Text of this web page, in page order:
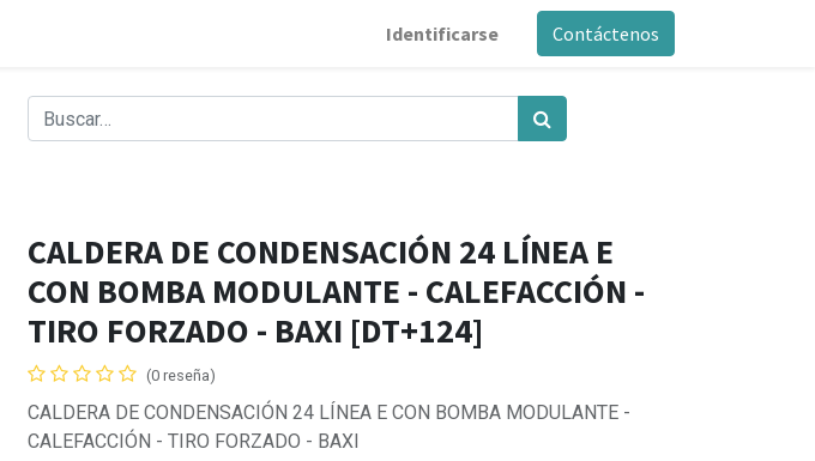
Identificarse Contáctenos
CALDERA DE CONDENSACIÓN 24 LÍNEA E
CON BOMBA MODULANTE - CALEFACCIÓN -
TIRO FORZADO - BAXI [DT+124]
(0 reseña)
CALDERA DE CONDENSACIÓN 24 LÍNEA E CON BOMBA MODULANTE -
CALEFACCIÓN - TIRO FORZADO - BAXI